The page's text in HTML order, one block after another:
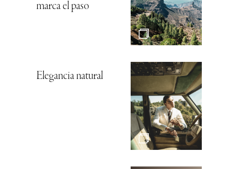
marca el paso
Elegancia natural